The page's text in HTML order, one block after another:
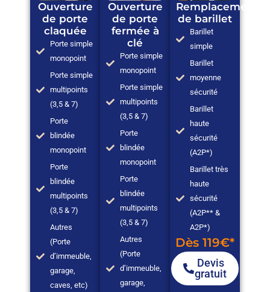
Ouverture
de porte
claquée
Porte simple
monopoint
Porte simple
multipoints
(3,5 & 7)
Porte
blindée
monopoint
Porte
blindée
multipoints
(3,5 & 7)
Autres
(Porte
d’immeuble,
garage,
caves, etc)
Ouverture
de porte
fermée à
clé
Porte simple
monopoint
Porte simple
multipoints
(3,5 & 7)
Porte
blindée
monopoint
Porte
blindée
multipoints
(3,5 & 7)
Autres
(Porte
d’immeuble,
garage,
Remplacement
de barillet
Barillet
simple
Barillet
moyenne
sécurité
Barillet
haute
sécurité
(A2P*)
Barillet très
haute
sécurité
(A2P** &
A2P*)
Dès 119€*
Devis
gratuit